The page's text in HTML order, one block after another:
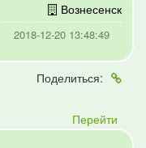
Вознесенск
2018-12-20 13:48:49
Поделиться:
Перейти